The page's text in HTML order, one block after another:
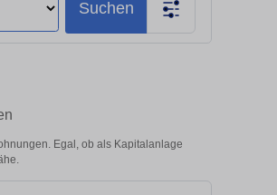
Suchen
Egal, ob als Kapitalanlage